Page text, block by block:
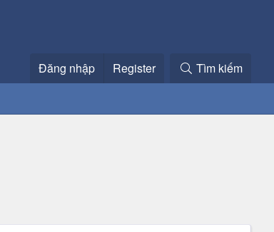
Đăng nhập Register Tìm kiếm